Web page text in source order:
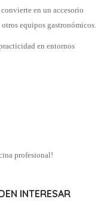
en un accesorio
equipos gastronómicos.
en entornos
profesional!
INTERESAR